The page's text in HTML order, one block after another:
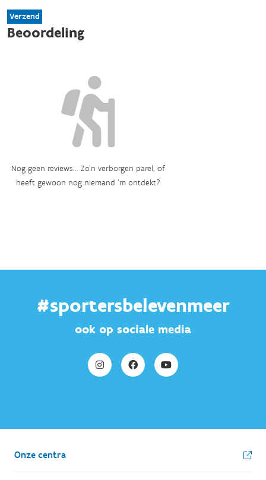
Verzend
Beoordeling
Nog geen reviews... Zo’n verborgen parel, of
heeft gewoon nog niemand ‘m ontdekt?
#sportersbelevenmeer
ook op sociale media
Onze centra